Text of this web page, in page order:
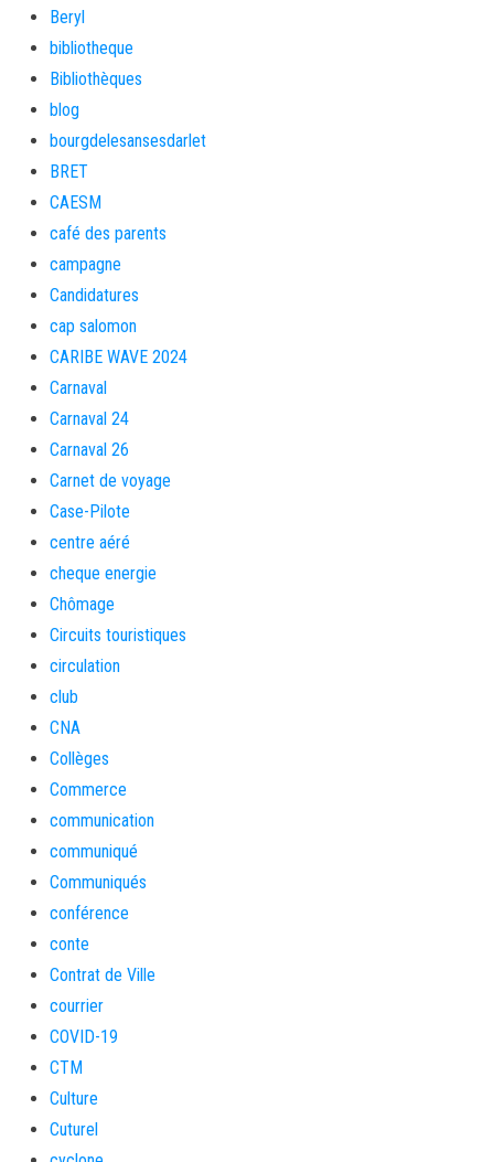
Beryl
bibliotheque
Bibliothèques
blog
bourgdelesansesdarlet
BRET
CAESM
café des parents
campagne
Candidatures
cap salomon
CARIBE WAVE 2024
Carnaval
Carnaval 24
Carnaval 26
Carnet de voyage
Case-Pilote
centre aéré
cheque energie
Chômage
Circuits touristiques
circulation
club
CNA
Collèges
Commerce
communication
communiqué
Communiqués
conférence
conte
Contrat de Ville
courrier
COVID-19
CTM
Culture
Cuturel